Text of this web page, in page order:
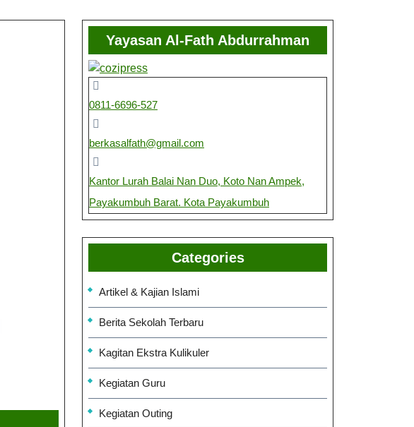
Yayasan Al-Fath Abdurrahman
0811-6696-527
berkasalfath@gmail.com
Kantor Lurah Balai Nan Duo, Koto Nan Ampek,
Payakumbuh Barat. Kota Payakumbuh
Categories
Artikel & Kajian Islami
Berita Sekolah Terbaru
Kagitan Ekstra Kulikuler
Kegiatan Guru
Kegiatan Outing